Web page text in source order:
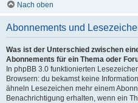
Nach oben
Abonnements und
Was ist der Unterschied zwischen
Abonnements für ein Thema oder
In phpBB 3.0 funktionierten
Browsern: du bekamst keine
ähneln Lesezeichen mehr einem
Benachrichtigung erhalten, wenn ein